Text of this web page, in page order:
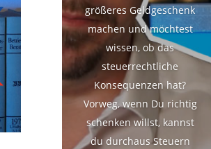
größeres Geldgeschenk
machen und möchtest
wissen, ob das
steuerrechtliche
Konsequenzen hat?
Vorweg, wenn Du richtig
schenken willst, kannst
du durchaus Steuern